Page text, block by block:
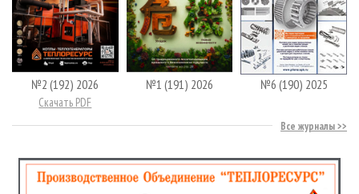
№2 (192) 2026
Скачать PDF
№1 (191) 2026 №6 (190) 2025
Все журналы